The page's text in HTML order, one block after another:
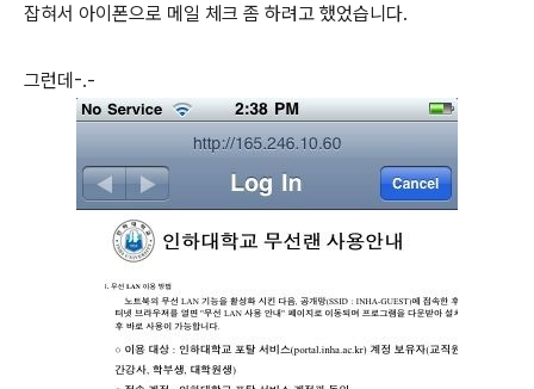
잡혀서 아이폰으로 메일 체크 좀 하려고 했었습니다.
그런데-.-